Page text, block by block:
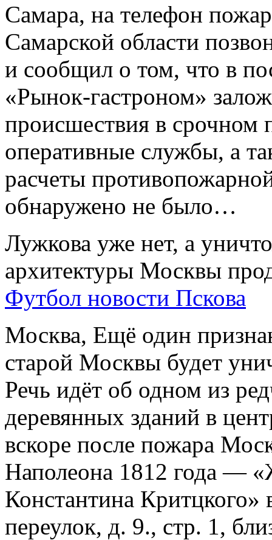
Самара, на телефон
Самарской области
и сообщил о том, что в
«Рынок-гастроном»
происшествия в срочном
оперативные службы, а
расчеты
обнаружено не было…
Лужкова уже нет, а
архитектуры Москвы
Футбол новости Пскова
Москва, Ещё один
старой Москвы будет
Речь идёт об одном из
деревянных зданий в
вскоре после пожара
Наполеона 1812 года —
Константина Критцкого»
переулок, д. 9., стр. 1,